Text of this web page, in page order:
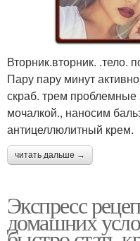
Вторник.вторник. .тело.
Пару пару минут
скраб. трем
мочалкой., наносим
антицеллюлитный крем.
читать дальше →
Экспресс
домашних